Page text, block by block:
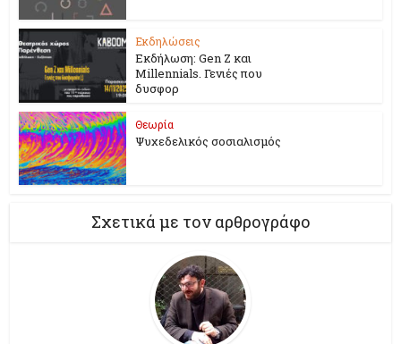
Εκδηλώσεις
Εκδήλωση: Gen Z και
Millennials. Γενιές που
δυσφορ
Θεωρία
Ψυχεδελικός σοσιαλισμός
Σχετικά με τον αρθρογράφο